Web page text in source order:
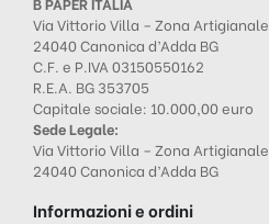
Via Vittorio Villa – Zona Artigianale
24040 Canonica d’Adda BG
C.F. e P.IVA 03150550162
R.E.A. BG 353705
Capitale sociale: 10.000,00 euro
Sede Legale:
Via Vittorio Villa – Zona Artigianale
24040 Canonica d’Adda BG
Informazioni e ordini